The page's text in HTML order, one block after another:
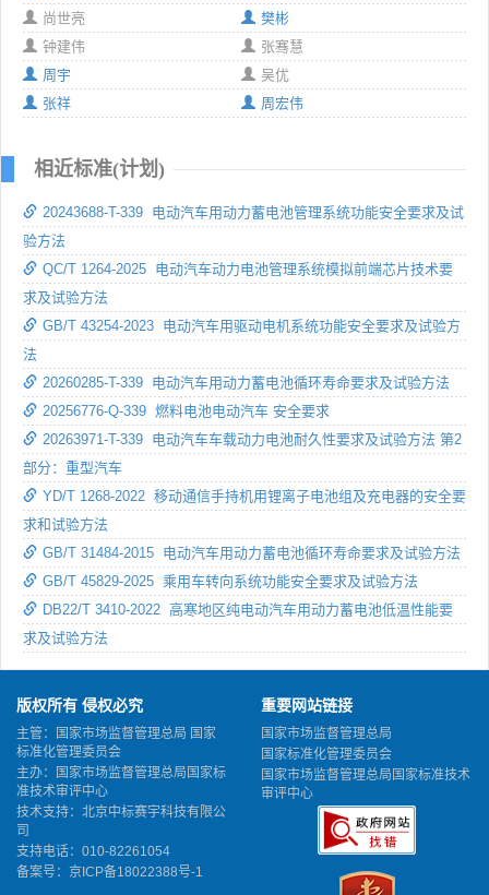
尚世亮
樊彬
钟建伟
张骞慧
周宇
吴优
张祥
周宏伟
相近标准(计划)
20243688-T-339 电动汽车用动力蓄电池管理系统功能安全要求及试
验方法
QC/T 1264-2025 电动汽车动力电池管理系统模拟前端芯片技术要
求及试验方法
GB/T 43254-2023 电动汽车用驱动电机系统功能安全要求及试验方
法
20260285-T-339 电动汽车用动力蓄电池循环寿命要求及试验方法
20256776-Q-339 燃料电池电动汽车 安全要求
20263971-T-339 电动汽车车载动力电池耐久性要求及试验方法 第2
部分：重型汽车
YD/T 1268-2022 移动通信手持机用锂离子电池组及充电器的安全要
求和试验方法
GB/T 31484-2015 电动汽车用动力蓄电池循环寿命要求及试验方法
GB/T 45829-2025 乘用车转向系统功能安全要求及试验方法
DB22/T 3410-2022 高寒地区纯电动汽车用动力蓄电池低温性能要
求及试验方法
版权所有 侵权必究
主管：国家市场监督管理总局 国家
标准化管理委员会
主办：国家市场监督管理总局国家标
准技术审评中心
技术支持：北京中标赛宇科技有限公
司
支持电话：010-82261054
备案号： 京ICP备18022388号-1
重要网站链接
国家市场监督管理总局
国家标准化管理委员会
国家市场监督管理总局国家标准技术
审评中心